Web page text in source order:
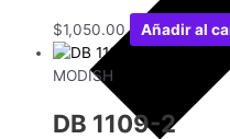
$1,050.00 Añadir al
MODISH
DB 1109-2